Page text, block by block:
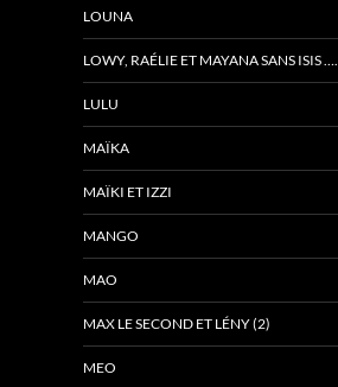
LOUNA
LOWY, RAÉLIE ET MAYANA SANS ISIS ….
LULU
MAÏKA
MAÏKI ET IZZI
MANGO
MAO
MAX LE SECOND ET LÉNY (2)
MEO